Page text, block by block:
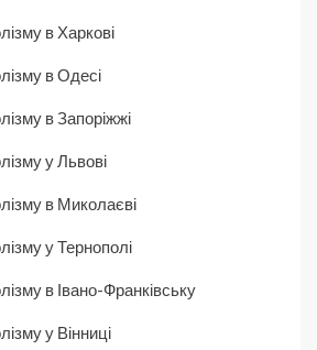
в Харкові
в Одесі
в Запоріжжі
у Львові
в Миколаєві
у Тернополі
в Івано-Франківську
у Вінниці